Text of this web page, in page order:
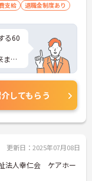
支給 退職金制度あり
る60
ま
しま
してもらう
更新日：2025年07月08日
法人幸仁会 ケアホー